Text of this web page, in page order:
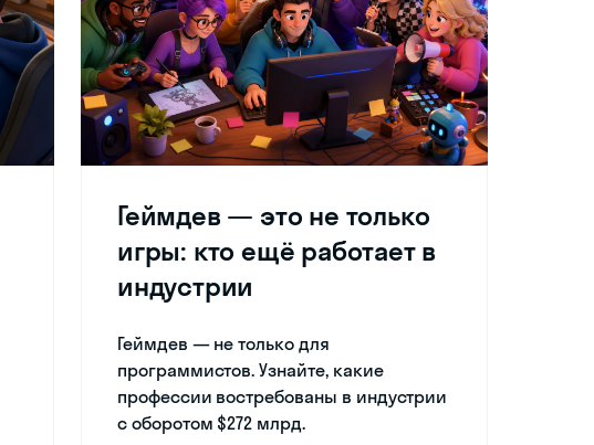
Геймдев — это не только
игры: кто ещё работает в
индустрии
Геймдев — не только для
программистов. Узнайте, какие
профессии востребованы в индустрии
с оборотом $272 млрд.